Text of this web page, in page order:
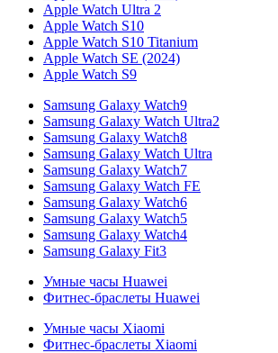
Apple Watch Ultra 2
Apple Watch S10
Apple Watch S10 Titanium
Apple Watch SE (2024)
Apple Watch S9
Samsung Galaxy Watch9
Samsung Galaxy Watch Ultra2
Samsung Galaxy Watch8
Samsung Galaxy Watch Ultra
Samsung Galaxy Watch7
Samsung Galaxy Watch FE
Samsung Galaxy Watch6
Samsung Galaxy Watch5
Samsung Galaxy Watch4
Samsung Galaxy Fit3
Умные часы Huawei
Фитнес-браслеты Huawei
Умные часы Xiaomi
Фитнес-браслеты Xiaomi